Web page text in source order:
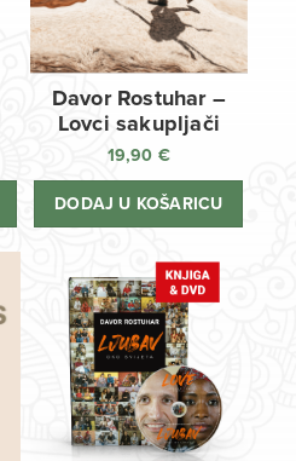
Davor Rostuhar –
Lovci sakupljači
19,90 €
DODAJ U KOŠARICU